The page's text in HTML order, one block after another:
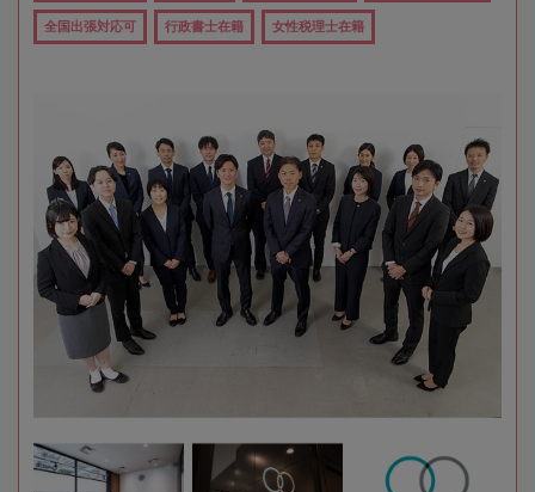
全国出張対応可 行政書士在籍 女性税理士在籍